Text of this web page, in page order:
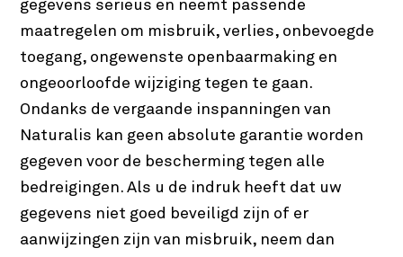
gegevens serieus en neemt passende
maatregelen om misbruik, verlies, onbevoegde
toegang, ongewenste openbaarmaking en
ongeoorloofde wijziging tegen te gaan.
Ondanks de vergaande inspanningen van
Naturalis kan geen absolute garantie worden
gegeven voor de bescherming tegen alle
bedreigingen. Als u de indruk heeft dat uw
gegevens niet goed beveiligd zijn of er
aanwijzingen zijn van misbruik, neem dan